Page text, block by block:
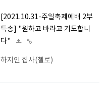
[2021.10.31-주일축제예배 2부
특송] "원하고 바라고 기도합니
다"
하지인 집사(첼로)